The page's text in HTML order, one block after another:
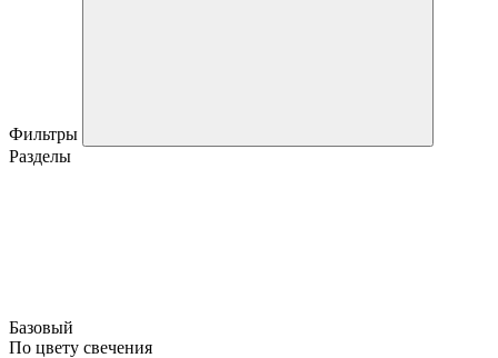
Фильтры
Разделы
Базовый
По цвету свечения